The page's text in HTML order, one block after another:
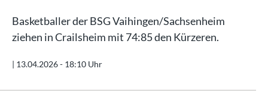
Basketballer der BSG Vaihingen/Sachsenheim
ziehen in Crailsheim mit 74:85 den Kürzeren.
| 13.04.2026 - 18:10 Uhr